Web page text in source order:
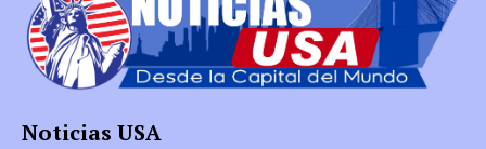
Noticias USA